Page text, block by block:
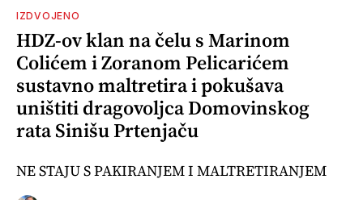
IZDVOJENO
HDZ-ov klan na čelu s Marinom
Colićem i Zoranom Pelicarićem
sustavno maltretira i pokušava
uništiti dragovoljca Domovinskog
rata Sinišu Prtenjaču
NE STAJU S PAKIRANJEM I MALTRETIRANJEM